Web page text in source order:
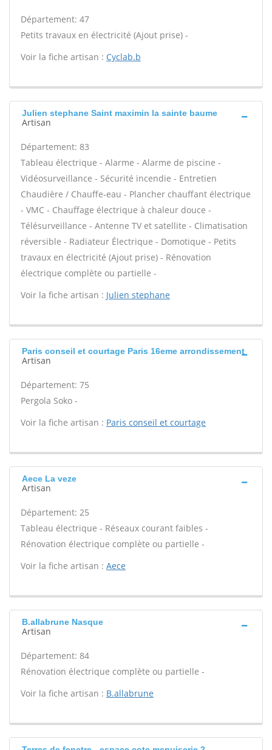
Département: 47
Petits travaux en électricité (Ajout prise) -
Voir la fiche artisan : Cyclab.b
Julien stephane Saint maximin la sainte baume
Artisan
Département: 83
Tableau électrique - Alarme - Alarme de piscine -
Vidéosurveillance - Sécurité incendie - Entretien
Chaudière / Chauffe-eau - Plancher chauffant électrique
- VMC - Chauffage électrique à chaleur douce -
Télésurveillance - Antenne TV et satellite - Climatisation
réversible - Radiateur Électrique - Domotique - Petits
travaux en électricité (Ajout prise) - Rénovation
électrique complète ou partielle -
Voir la fiche artisan : Julien stephane
Paris conseil et courtage Paris 16eme arrondissement
Artisan
Département: 75
Pergola Soko -
Voir la fiche artisan : Paris conseil et courtage
Aece La veze
Artisan
Département: 25
Tableau électrique - Réseaux courant faibles -
Rénovation électrique complète ou partielle -
Voir la fiche artisan : Aece
B.allabrune Nasque
Artisan
Département: 84
Rénovation électrique complète ou partielle -
Voir la fiche artisan : B.allabrune